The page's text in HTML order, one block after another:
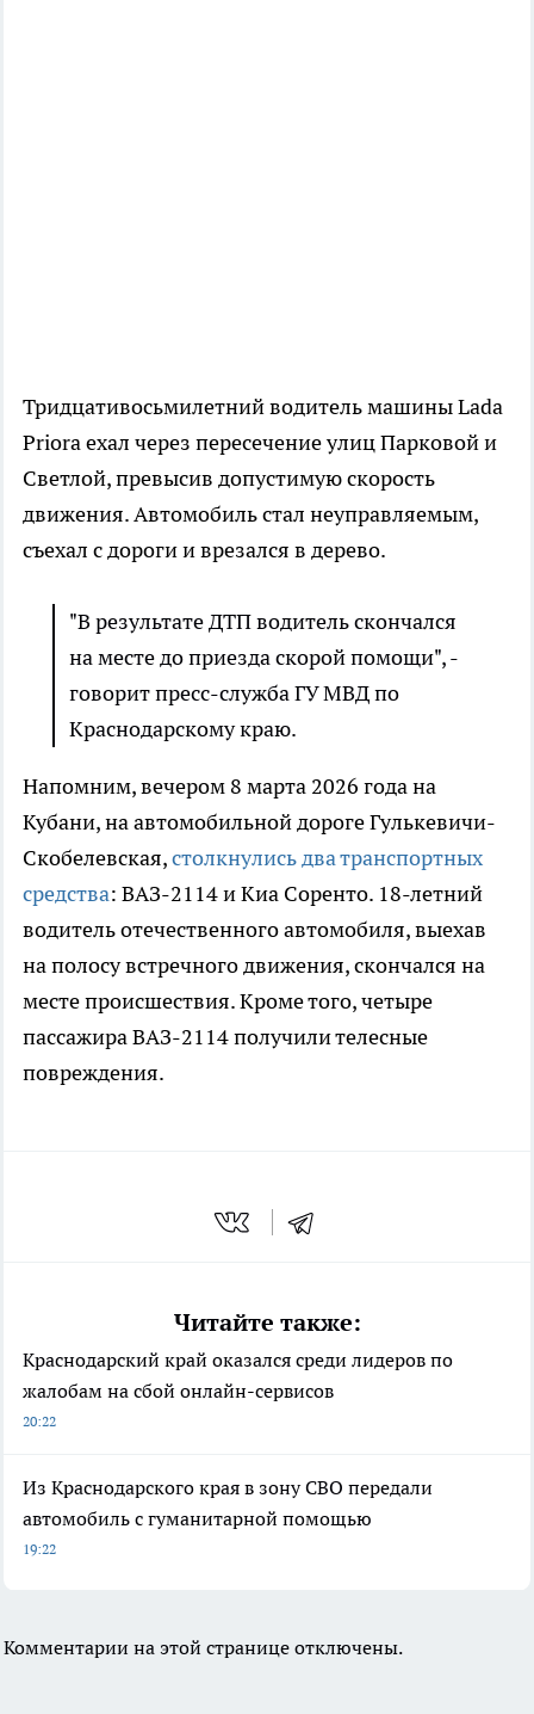
Тридцативосьмилетний водитель машины Lada
Priora ехал через пересечение улиц Парковой и
Светлой, превысив допустимую скорость
движения. Автомобиль стал неуправляемым,
съехал с дороги и врезался в дерево.
"В результате ДТП водитель скончался
на месте до приезда скорой помощи", -
говорит пресс-служба ГУ МВД по
Краснодарскому краю.
Напомним, вечером 8 марта 2026 года на
Кубани, на автомобильной дороге Гулькевичи-
Скобелевская,столкнулись два транспортных
средства: ВАЗ-2114 и Киа Соренто. 18-летний
водитель отечественного автомобиля, выехав
на полосу встречного движения, скончался на
месте происшествия. Кроме того, четыре
пассажира ВАЗ-2114 получили телесные
повреждения.
Читайте также:
Краснодарский край оказался среди лидеров по
жалобам на сбой онлайн-сервисов
20:22
Из Краснодарского края в зону СВО передали
автомобиль с гуманитарной помощью
19:22
Комментарии на этой странице отключены.